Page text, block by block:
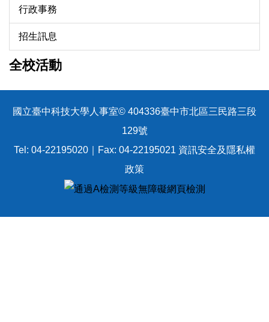
行政事務
招生訊息
全校活動
國立臺中科技大學人事室© 404336臺中市北區三民路三段
129號
Tel: 04-22195020｜Fax: 04-22195021 資訊安全及隱私權
政策